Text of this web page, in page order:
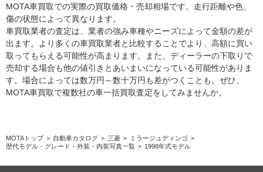
MOTA車買取での実際の買取価格・売却相場です。走行距離や色、
傷の状態によって異なります。
車買取業者の査定は、業者の強み車種やニーズによって金額の差が
出ます。より多くの車買取業者と比較することでより、高額に買い
取ってもらえる可能性が高まります。また、ディーラーの下取りで
売却する場合も他の値引きとあいまいになっている可能性がありま
す。場合によっては数万円～数十万円も差がつくことも。ぜひ、
MOTA車買取で複数社の車一括買取査定をしてみませんか。
MOTAトップ 自動車カタログ 三菱
ミラージュディンゴ
歴代モデル・グレード・外装・内装写真一覧
1998年式モデル